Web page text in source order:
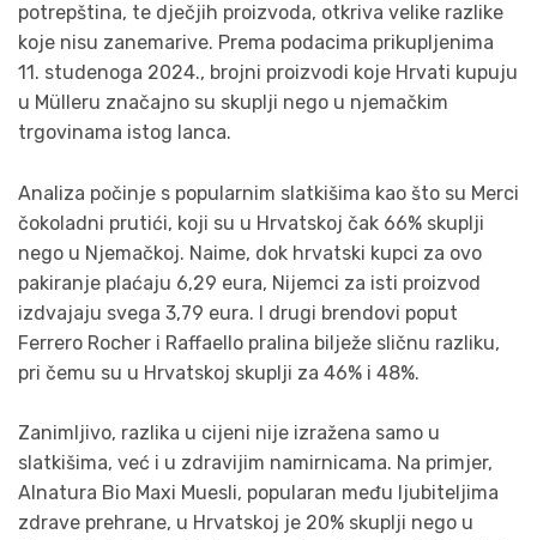
potrepština, te dječjih proizvoda, otkriva velike razlike
koje nisu zanemarive. Prema podacima prikupljenima
11. studenoga 2024., brojni proizvodi koje Hrvati kupuju
u Mülleru značajno su skuplji nego u njemačkim
trgovinama istog lanca.
Analiza počinje s popularnim slatkišima kao što su Merci
čokoladni prutići, koji su u Hrvatskoj čak 66% skuplji
nego u Njemačkoj. Naime, dok hrvatski kupci za ovo
pakiranje plaćaju 6,29 eura, Nijemci za isti proizvod
izdvajaju svega 3,79 eura. I drugi brendovi poput
Ferrero Rocher i Raffaello pralina bilježe sličnu razliku,
pri čemu su u Hrvatskoj skuplji za 46% i 48%.
Zanimljivo, razlika u cijeni nije izražena samo u
slatkišima, već i u zdravijim namirnicama. Na primjer,
Alnatura Bio Maxi Muesli, popularan među ljubiteljima
zdrave prehrane, u Hrvatskoj je 20% skuplji nego u